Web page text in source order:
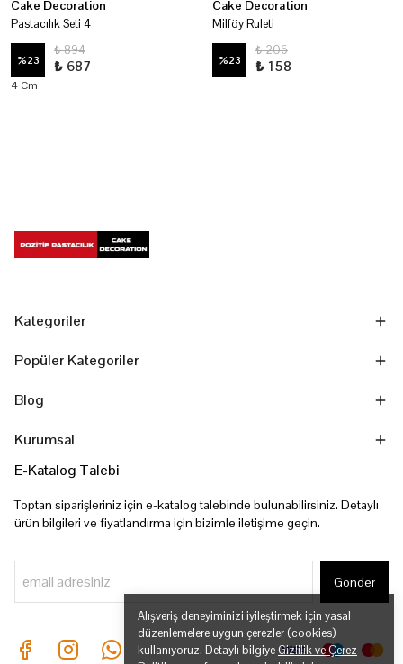
Alışveriş deneyiminizi iyileştirmek için yasal
düzenlemelere uygun çerezler (cookies)
kullanıyoruz. Detaylı bilgiye Gizlilik ve Çerez
Cake Decoration
Pastacılık Seti 4
%23
₺ 894
₺ 687
4 Cm
Cake Decoration
Milföy Ruleti
%23
₺ 206
₺ 158
Kategoriler
Popüler Kategoriler
Blog
Kurumsal
E-Katalog Talebi
Toptan siparişleriniz için e-katalog talebinde bulunabilirsiniz. Detaylı
ürün bilgileri ve fiyatlandırma için bizimle iletişime geçin.
Gönder